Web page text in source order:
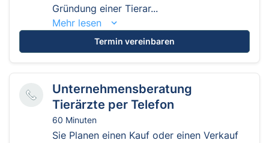
Gründung einer Tierar...
Mehr lesen
Termin vereinbaren
Unternehmensberatung
Tierärzte per Telefon
60 Minuten
Sie Planen einen Kauf oder einen Verkauf